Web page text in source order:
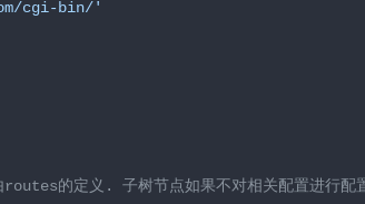
cgi-bin/'
的定义. 子树节点如果不对相关配置进行